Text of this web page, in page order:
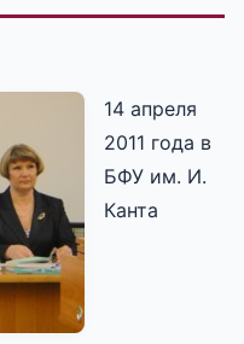
14 апреля
2011 года в
БФУ им. И.
Канта